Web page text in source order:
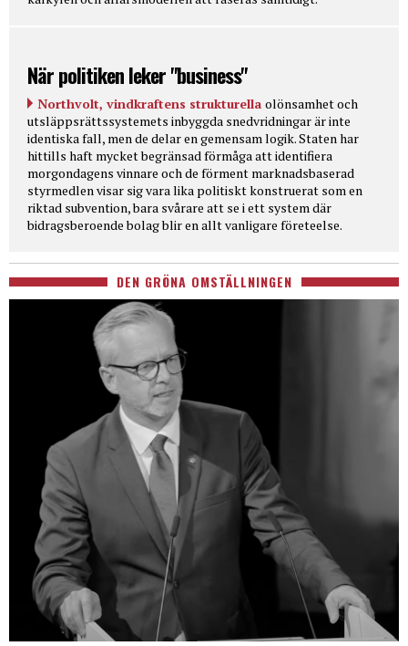
När politiken leker "business"
Northvolt, vindkraftens strukturella olönsamhet och
utsläppsrättssystemets inbyggda snedvridningar är inte
identiska fall, men de delar en gemensam logik. Staten har
hittills haft mycket begränsad förmåga att identifiera
morgondagens vinnare och de förment marknadsbaserad
styrmedlen visar sig vara lika politiskt konstruerat som en
riktad subvention, bara svårare att se i ett system där
bidragsberoende bolag blir en allt vanligare företeelse.
DEN GRÖNA OMSTÄLLNINGEN